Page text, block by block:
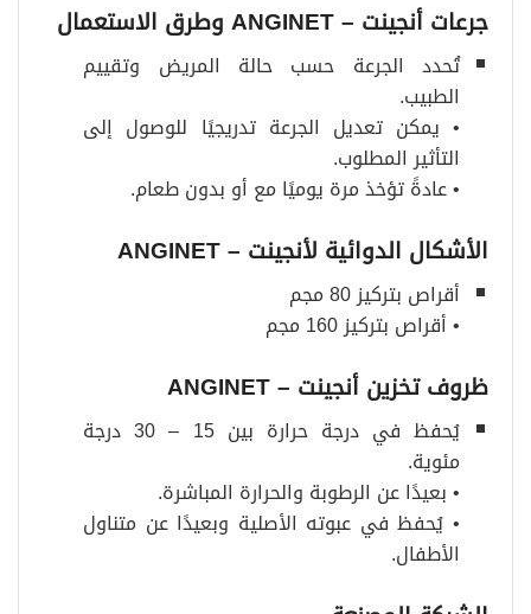
جرعات أنجينت – ANGINET وطرق الاستعمال
تُحدد الجرعة حسب حالة المريض وتقييم
الطبيب.
• يمكن تعديل الجرعة تدريجيًا للوصول إلى
التأثير المطلوب.
• عادةً تؤخذ مرة يوميًا مع أو بدون طعام.
الأشكال الدوائية لأنجينت – ANGINET
أقراص بتركيز 80 مجم
• أقراص بتركيز 160 مجم
ظروف تخزين أنجينت – ANGINET
يُحفظ في درجة حرارة بين 15 – 30 درجة
مئوية.
• بعيدًا عن الرطوبة والحرارة المباشرة.
• يُحفظ في عبوته الأصلية وبعيدًا عن متناول
الأطفال.